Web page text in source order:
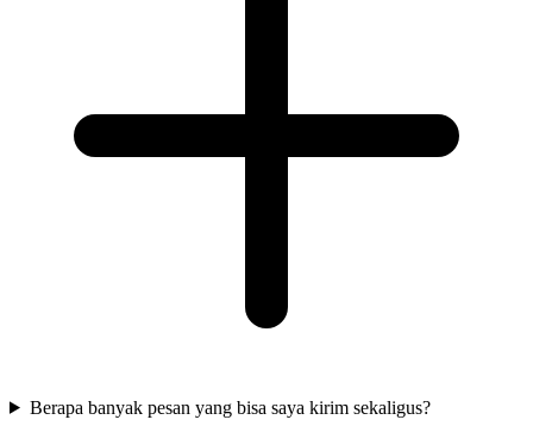
Berapa banyak pesan yang bisa saya kirim sekaligus?